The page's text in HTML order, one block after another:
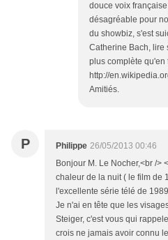
douce voix
désagréable pour
du showbiz, s'est
Catherine Bach, lire
plus complète qu'en
http://
Amitiés.
P Philippe 26/05/2013 00:46
Bonjour M. Le Nocher,<br />
chaleur de la nuit ( le film de
l'excellente série télé de
Je n'ai en tête que les
Steiger, c'est vous qui
crois ne jamais avoir connu